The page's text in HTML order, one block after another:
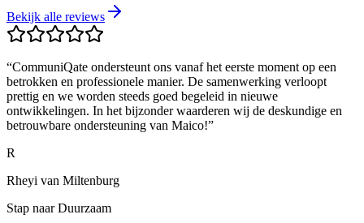
Bekijk alle reviews
“CommuniQate ondersteunt ons vanaf het eerste moment op een
betrokken en professionele manier. De samenwerking verloopt
prettig en we worden steeds goed begeleid in nieuwe
ontwikkelingen. In het bijzonder waarderen wij de deskundige en
betrouwbare ondersteuning van Maico!”
R
Rheyi van Miltenburg
Stap naar Duurzaam